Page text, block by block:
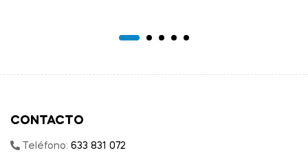
CONTACTO
Teléfono: 633 831 072